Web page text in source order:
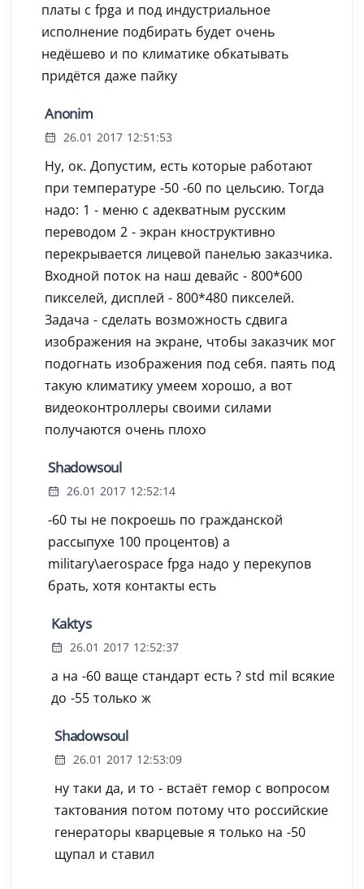
платы с fpga и под индустриальное
исполнение подбирать будет очень
недёшево и по климатике обкатывать
придётся даже пайку
Anonim
26.01 2017 12:51:53
Ну, ок. Допустим, есть которые работают
при температуре -50 -60 по цельсию. Тогда
надо: 1 - меню с адекватным русским
переводом 2 - экран кноструктивно
перекрывается лицевой панелью заказчика.
Входной поток на наш девайс - 800*600
пикселей, дисплей - 800*480 пикселей.
Задача - сделать возможность сдвига
изображения на экране, чтобы заказчик мог
подогнать изображения под себя. паять под
такую климатику умеем хорошо, а вот
видеоконтроллеры своими силами
получаются очень плохо
Shadowsoul
26.01 2017 12:52:14
-60 ты не покроешь по гражданской
рассыпухе 100 процентов) а
military\aerospace fpga надо у перекупов
брать, хотя контакты есть
Kaktys
26.01 2017 12:52:37
а на -60 ваще стандарт есть ? std mil всякие
до -55 только ж
Shadowsoul
26.01 2017 12:53:09
ну таки да, и то - встаёт гемор с вопросом
тактования потом потому что российские
генераторы кварцевые я только на -50
щупал и ставил